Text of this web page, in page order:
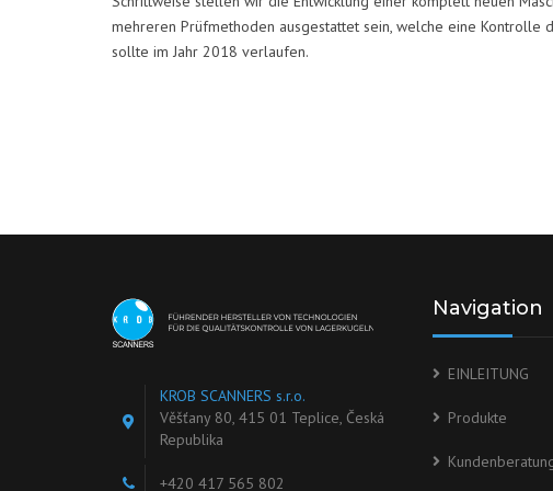
mehreren Prüfmethoden ausgestattet sein, welche eine
sollte im Jahr 2018 verlaufen.
KROB SCANNERS s.r.o.
Věšťany 80, 415 01 Teplice, Česká
Republika
+420 417 565 802
Navigation
EINLEITUNG
Produkte